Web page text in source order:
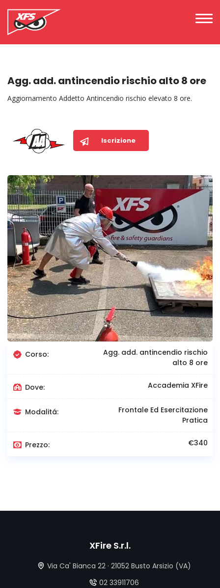
Agg. add. antincendio rischio alto 8 ore
Aggiornamento Addetto Antincendio rischio elevato 8 ore.
Iscrizione
Corso:
Agg. add. antincendio rischio
alto 8 ore
Dove: Accademia XFire
Modalitá:
Frontale Ed Esercitazione
Pratica
Prezzo: €340
XFire S.r.l.
Via Ca' Bianca 22 · 21052 Busto Arsizio (VA)
02 33911706